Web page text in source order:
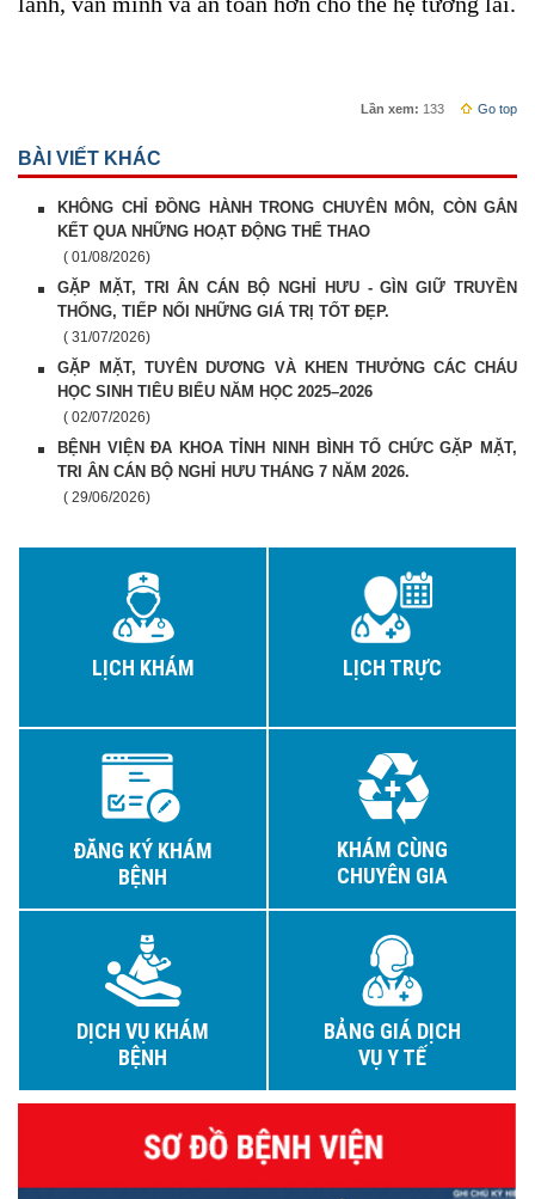
Lần xem: 133 Go top
BÀI VIẾT KHÁC
KHÔNG CHỈ ĐỒNG HÀNH TRONG CHUYÊN MÔN, CÒN GẮN
KẾT QUA NHỮNG HOẠT ĐỘNG THỂ THAO
( 01/08/2026)
GẶP MẶT, TRI ÂN CÁN BỘ NGHỈ HƯU - GÌN GIỮ TRUYỀN
THỐNG, TIẾP NỐI NHỮNG GIÁ TRỊ TỐT ĐẸP.
( 31/07/2026)
GẶP MẶT, TUYÊN DƯƠNG VÀ KHEN THƯỞNG CÁC CHÁU
HỌC SINH TIÊU BIỂU NĂM HỌC 2025–2026
( 02/07/2026)
BỆNH VIỆN ĐA KHOA TỈNH NINH BÌNH TỔ CHỨC GẶP MẶT,
TRI ÂN CÁN BỘ NGHỈ HƯU THÁNG 7 NĂM 2026.
( 29/06/2026)
LỊCH KHÁM LỊCH TRỰC
ĐĂNG KÝ KHÁM
BỆNH
KHÁM CÙNG
CHUYÊN GIA
DỊCH VỤ KHÁM
BỆNH
BẢNG GIÁ DỊCH
VỤ Y TẾ